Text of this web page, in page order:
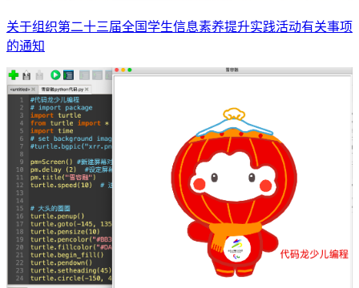
关于组织第二十三届全国学生信息素养提升实践活动有关事项
的通知